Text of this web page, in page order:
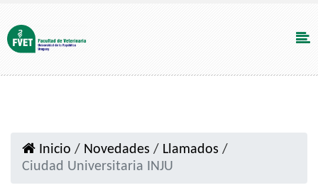
Inicio / Novedades / Llamados /
Ciudad Universitaria INJU